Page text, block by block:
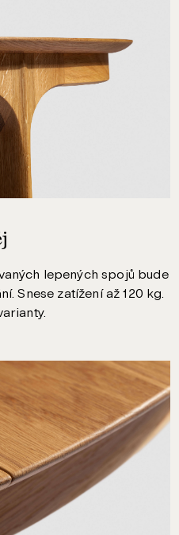
lepených spojů bude
Snese zatížení až 120 kg.